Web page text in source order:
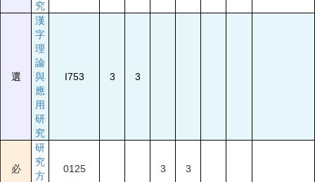
究
選
漢
字
理
論
與
應
用
研
究
I753 3 3
必
研
究
方
0125 3 3